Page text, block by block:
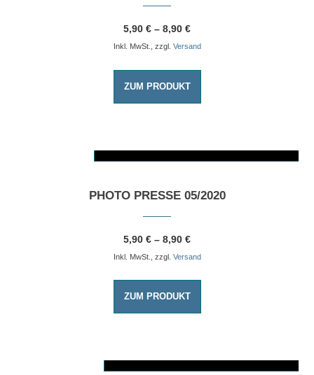
5,90 € – 8,90 €
Inkl. MwSt., zzgl. Versand
ZUM PRODUKT
Dieses Produkt weist mehrere Varianten auf. Die Optionen können auf der Produktseite gewählt werden
PHOTO PRESSE 05/2020
5,90 € – 8,90 €
Inkl. MwSt., zzgl. Versand
ZUM PRODUKT
Dieses Produkt weist mehrere Varianten auf. Die Optionen können auf der Produktseite gewählt werden